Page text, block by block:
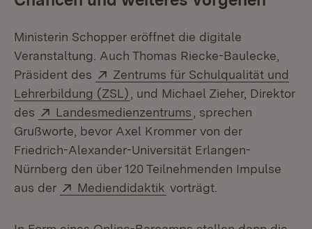
Ministerin Schopper eröffnet die digitale
Veranstaltung. Auch Thomas Riecke-Baulecke,
Präsident des
Extern:
Zentrums für Schulqualität und
Lehrerbildung (ZSL) (Öffnet in neuem Fenster)
, und Michael Zieher, Direktor
des
Extern:
Landesmedienzentrums (Öffnet in neuem
, sprechen
Grußworte, bevor Axel Krommer von der
Friedrich-Alexander-Universität Erlangen-
Nürnberg den über 120 Teilnehmenden Impulse
aus der
Extern:
Mediendidaktik (Öffnet in neuem Fenster)
vorträgt.